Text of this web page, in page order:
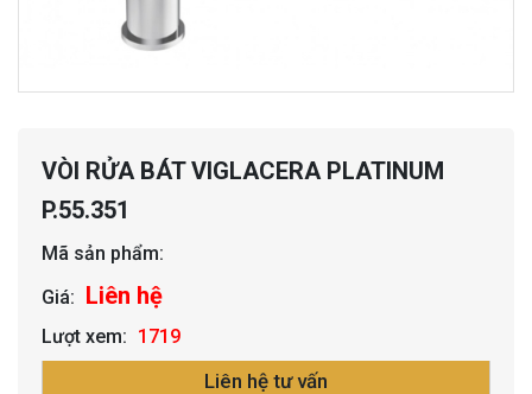
VÒI RỬA BÁT VIGLACERA PLATINUM
P.55.351
Mã sản phẩm:
Giá: Liên hệ
Lượt xem: 1719
Liên hệ tư vấn